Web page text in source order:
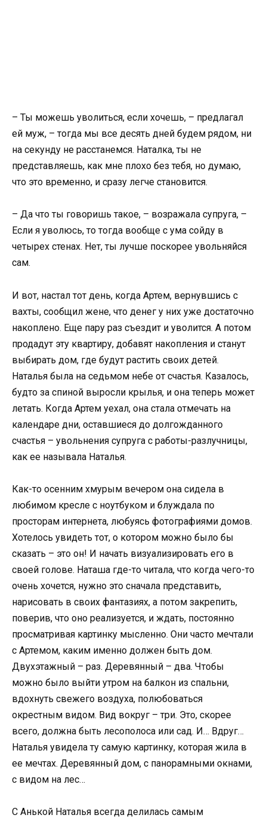
– Ты можешь уволиться, если хочешь, – предлагал
ей муж, – тогда мы все десять дней будем рядом, ни
на секунду не расстанемся. Наталка, ты не
представляешь, как мне плохо без тебя, но думаю,
что это временно, и сразу легче становится.
– Да что ты говоришь такое, – возражала супруга, –
Если я уволюсь, то тогда вообще с ума сойду в
четырех стенах. Нет, ты лучше поскорее увольняйся
сам.
И вот, настал тот день, когда Артем, вернувшись с
вахты, сообщил жене, что денег у них уже достаточно
накоплено. Еще пару раз съездит и уволится. А потом
продадут эту квартиру, добавят накопления и станут
выбирать дом, где будут растить своих детей.
Наталья была на седьмом небе от счастья. Казалось,
будто за спиной выросли крылья, и она теперь может
летать. Когда Артем уехал, она стала отмечать на
календаре дни, оставшиеся до долгожданного
счастья – увольнения супруга с работы-разлучницы,
как ее называла Наталья.
Как-то осенним хмурым вечером она сидела в
любимом кресле с ноутбуком и блуждала по
просторам интернета, любуясь фотографиями домов.
Хотелось увидеть тот, о котором можно было бы
сказать – это он! И начать визуализировать его в
своей голове. Наташа где-то читала, что когда чего-то
очень хочется, нужно это сначала представить,
нарисовать в своих фантазиях, а потом закрепить,
поверив, что оно реализуется, и ждать, постоянно
просматривая картинку мысленно. Они часто мечтали
с Артемом, каким именно должен быть дом.
Двухэтажный – раз. Деревянный – два. Чтобы
можно было выйти утром на балкон из спальни,
вдохнуть свежего воздуха, полюбоваться
окрестным видом. Вид вокруг – три. Это, скорее
всего, должна быть лесополоса или сад. И… Вдруг…
Наталья увидела ту самую картинку, которая жила в
ее мечтах. Деревянный дом, с панорамными окнами,
с видом на лес…
С Анькой Наталья всегда делилась самым